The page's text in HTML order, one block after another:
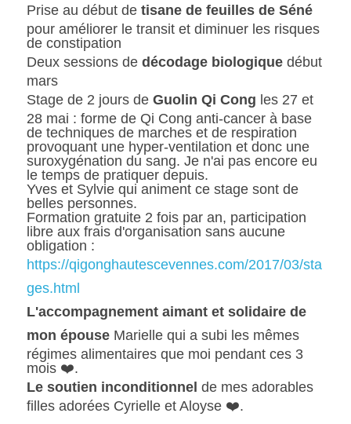
Prise au début de tisane de feuilles de Séné
pour améliorer le transit et diminuer les risques
de constipation
Deux sessions de décodage biologique début
mars
Stage de 2 jours de Guolin Qi Cong les 27 et
28 mai : forme de Qi Cong anti-cancer à base
de techniques de marches et de respiration
provoquant une hyper-ventilation et donc une
suroxygénation du sang. Je n'ai pas encore eu
le temps de pratiquer depuis.
Yves et Sylvie qui animent ce stage sont de
belles personnes.
Formation gratuite 2 fois par an, participation
libre aux frais d'organisation sans aucune
obligation :
https://qigonghautescevennes.com/2017/03/sta
ges.html
L'accompagnement aimant et solidaire de
mon épouse Marielle qui a subi les mêmes
régimes alimentaires que moi pendant ces 3
mois ❤️.
Le soutien inconditionnel de mes adorables
filles adorées Cyrielle et Aloyse ❤️.